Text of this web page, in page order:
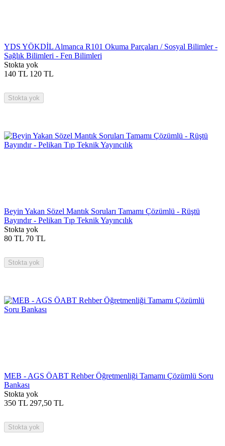
YDS YÖKDİL Almanca R101 Okuma Parçaları / Sosyal Bilimler -
Sağlık Bilimleri - Fen Bilimleri
Stokta yok
140 TL 120 TL
Stokta yok
Beyin Yakan Sözel Mantık Soruları Tamamı Çözümlü - Rüştü
Bayındır - Pelikan Tıp Teknik Yayıncılık
Stokta yok
80 TL 70 TL
Stokta yok
MEB - AGS ÖABT Rehber Öğretmenliği Tamamı Çözümlü Soru
Bankası
Stokta yok
350 TL 297,50 TL
Stokta yok